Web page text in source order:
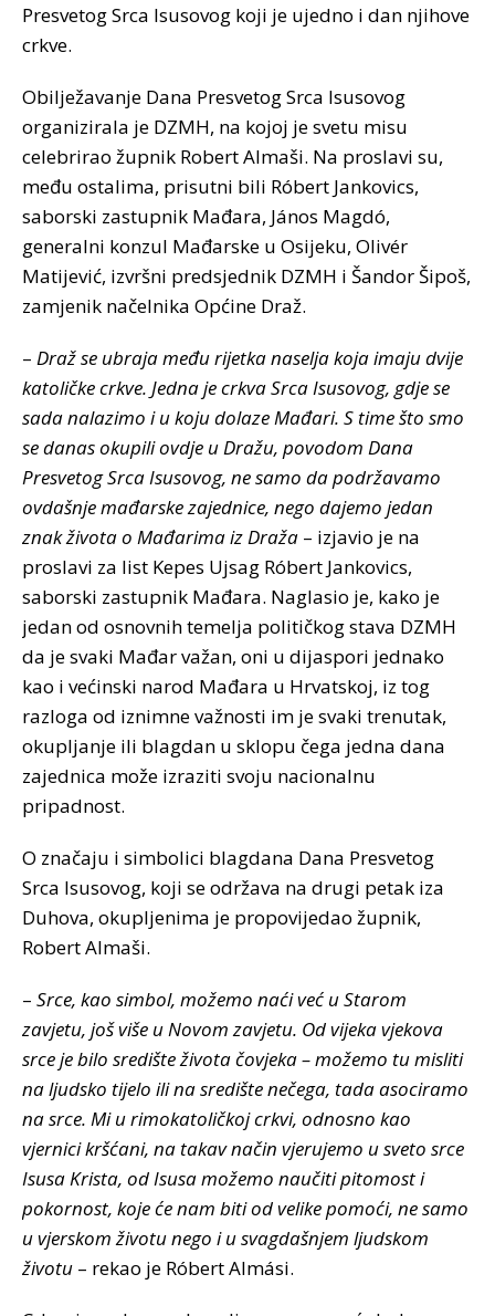
Presvetog Srca Isusovog koji je ujedno i dan njihove
crkve.
Obilježavanje Dana Presvetog Srca Isusovog
organizirala je DZMH, na kojoj je svetu misu
celebrirao župnik Robert Almaši. Na proslavi su,
među ostalima, prisutni bili Róbert Jankovics,
saborski zastupnik Mađara, János Magdó,
generalni konzul Mađarske u Osijeku, Olivér
Matijević, izvršni predsjednik DZMH i Šandor Šipoš,
zamjenik načelnika Općine Draž.
– Draž se ubraja među rijetka naselja koja imaju dvije
katoličke crkve. Jedna je crkva Srca Isusovog, gdje se
sada nalazimo i u koju dolaze Mađari. S time što smo
se danas okupili ovdje u Dražu, povodom Dana
Presvetog Srca Isusovog, ne samo da podržavamo
ovdašnje mađarske zajednice, nego dajemo jedan
znak života o Mađarima iz Draža – izjavio je na
proslavi za list Kepes Ujsag Róbert Jankovics,
saborski zastupnik Mađara. Naglasio je, kako je
jedan od osnovnih temelja političkog stava DZMH
da je svaki Mađar važan, oni u dijaspori jednako
kao i većinski narod Mađara u Hrvatskoj, iz tog
razloga od iznimne važnosti im je svaki trenutak,
okupljanje ili blagdan u sklopu čega jedna dana
zajednica može izraziti svoju nacionalnu
pripadnost.
O značaju i simbolici blagdana Dana Presvetog
Srca Isusovog, koji se održava na drugi petak iza
Duhova, okupljenima je propovijedao župnik,
Robert Almaši.
– Srce, kao simbol, možemo naći već u Starom
zavjetu, još više u Novom zavjetu. Od vijeka vjekova
srce je bilo središte života čovjeka – možemo tu misliti
na ljudsko tijelo ili na središte nečega, tada asociramo
na srce. Mi u rimokatoličkoj crkvi, odnosno kao
vjernici kršćani, na takav način vjerujemo u sveto srce
Isusa Krista, od Isusa možemo naučiti pitomost i
pokornost, koje će nam biti od velike pomoći, ne samo
u vjerskom životu nego i u svagdašnjem ljudskom
životu – rekao je Róbert Almási.